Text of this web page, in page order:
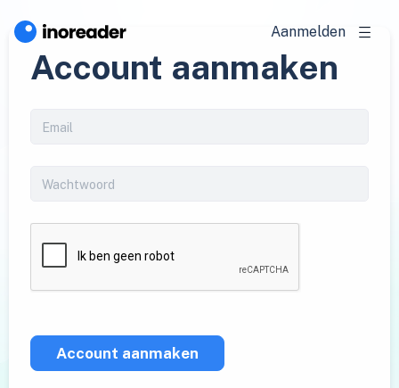
Aanmelden
Account aanmaken
Account aanmaken